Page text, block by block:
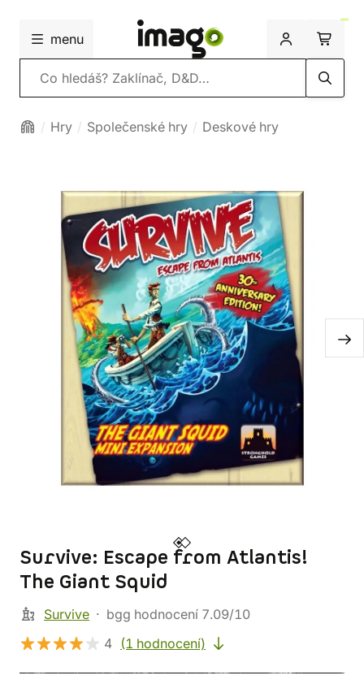
menu
Vyhledávání
Hry Společenské hry Deskové hry
Survive: Escape from Atlantis!
The Giant Squid
Survive
bgg hodnocení 7.09/10
4 (1 hodnocení)